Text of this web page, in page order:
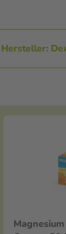
Hersteller: